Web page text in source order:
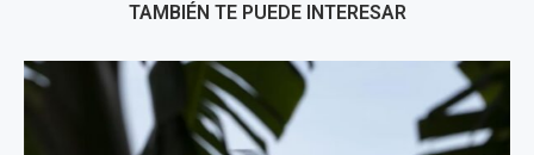
TAMBIÉN TE PUEDE INTERESAR